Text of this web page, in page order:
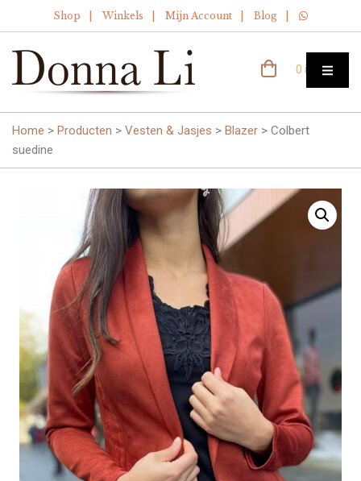
Shop Winkels Mijn Account Blog
0 items
Home > Producten > Vesten & Jasjes > Blazer > Colbert
suedine